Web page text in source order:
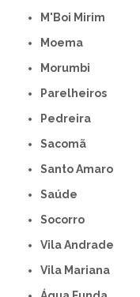
M'Boi Mirim
Moema
Morumbi
Parelheiros
Pedreira
Sacomã
Santo Amaro
Saúde
Socorro
Vila Andrade
Vila Mariana